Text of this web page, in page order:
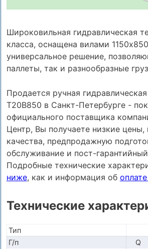
Широковильная гидравлическая
класса, оснащена вилами
универсальное решение,
паллеты, так и разнообразные
Продается ручная
T20B850 в Санкт-Петербурге -
официального поставщика
Центр, Вы получаете низкие цены,
качества, предпродажную
обслуживание и пост-
Подробные технические
ниже, как и информация об
Технические
Тип
Г/п
Q